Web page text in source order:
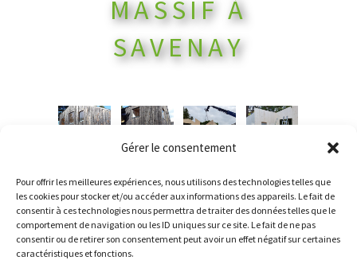
Gérer le consentement
Pour offrir les meilleures expériences, nous utilisons des technologies telles que
les cookies pour stocker et/ou accéder aux informations des appareils. Le fait de
consentir à ces technologies nous permettra de traiter des données telles que le
comportement de navigation ou les ID uniques sur ce site. Le fait de ne pas
consentir ou de retirer son consentement peut avoir un effet négatif sur certaines
caractéristiques et fonctions.
MASSIF À
SAVENAY